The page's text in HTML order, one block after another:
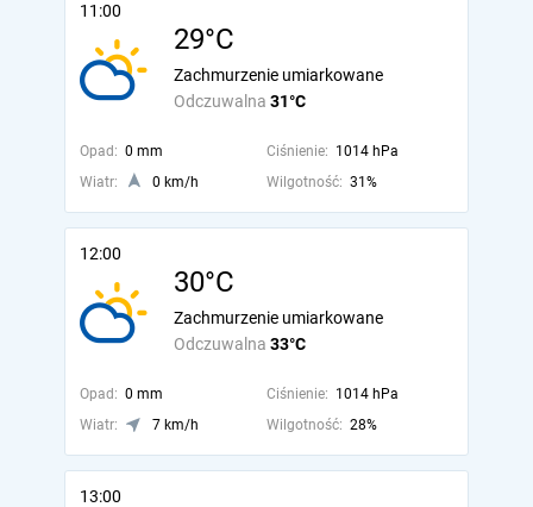
11:00
29°C
Odczuwalna 31°C
Zachmurzenie umiarkowane
Opad: 0 mm Ciśnienie: 1014 hPa
Wiatr:
0 km/h Wilgotność: 31%
12:00
30°C
Odczuwalna 33°C
Zachmurzenie umiarkowane
Opad: 0 mm Ciśnienie: 1014 hPa
Wiatr:
7 km/h Wilgotność: 28%
13:00